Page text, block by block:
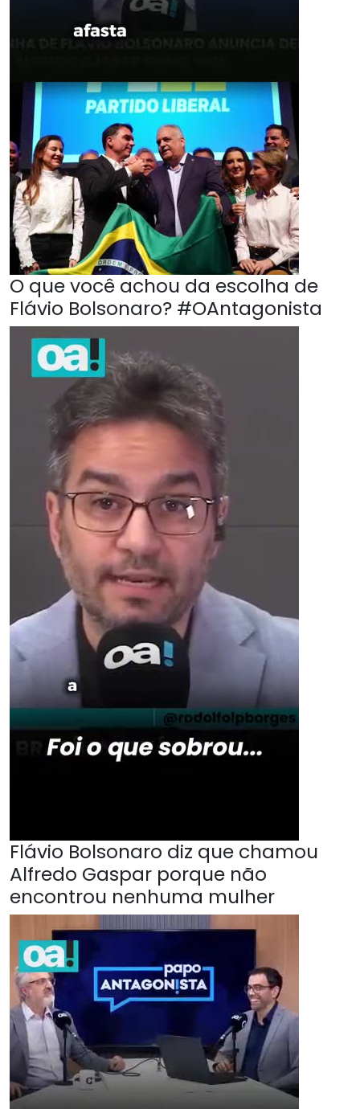
O que você achou da escolha de
Flávio Bolsonaro? #OAntagonista
Flávio Bolsonaro diz que chamou
Alfredo Gaspar porque não
encontrou nenhuma mulher